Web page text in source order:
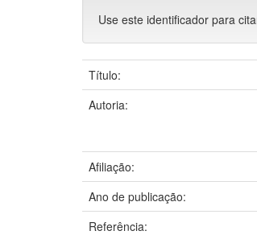
Use este identificador para
Título:
Autoria:
Afiliação:
Ano de publicação:
Referência: